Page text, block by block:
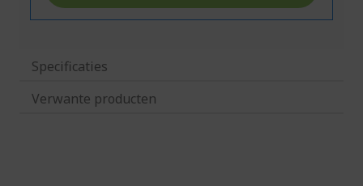
Specificaties
Verwante producten